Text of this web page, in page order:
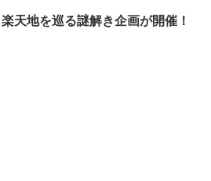
天地を巡る謎解き企画が開催！